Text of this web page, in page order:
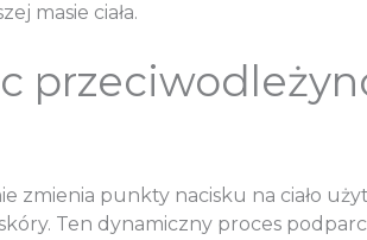
masie ciała.
zmienia punkty nacisku na ciało
Ten dynamiczny proces